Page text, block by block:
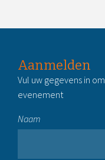
Aanmelden
Vul uw gegevens in
evenement
Naam